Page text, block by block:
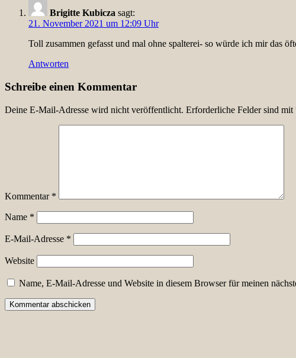
Brigitte Kubicza sagt:
21. November 2021 um 12:09 Uhr
Toll zusammen gefasst und mal ohne spalterei- so würde ich mir das
Antworten
Schreibe einen Kommentar
Deine E-Mail-Adresse wird nicht veröffentlicht. Erforderliche Felder sind mit
Kommentar *
Name *
E-Mail-Adresse *
Website
Name, E-Mail-Adresse und Website in diesem Browser für meinen